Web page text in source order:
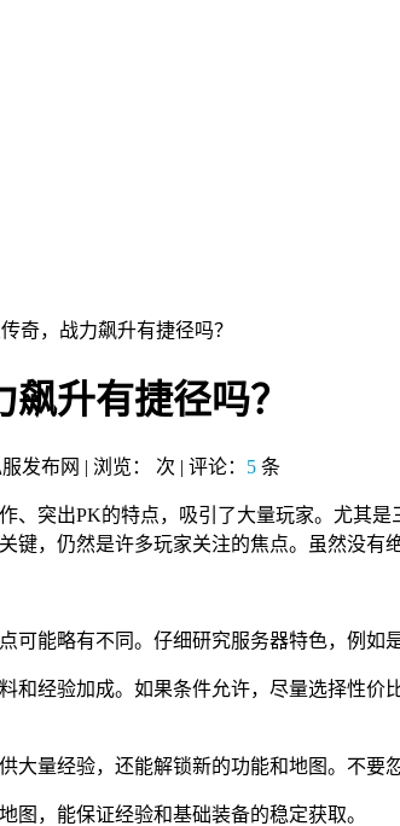
奇，战力飙升有捷径吗？
升有捷径吗？
发布网 | 浏览： 次 | 评论： 5 条
、突出PK的特点，吸引了大量玩家。尤其
，仍然是许多玩家关注的焦点。虽然没有
可能略有不同。仔细研究服务器特色，例
和经验加成。如果条件允许，尽量选择性
大量经验，还能解锁新的功能和地图。不要
图，能保证经验和基础装备的稳定获取。